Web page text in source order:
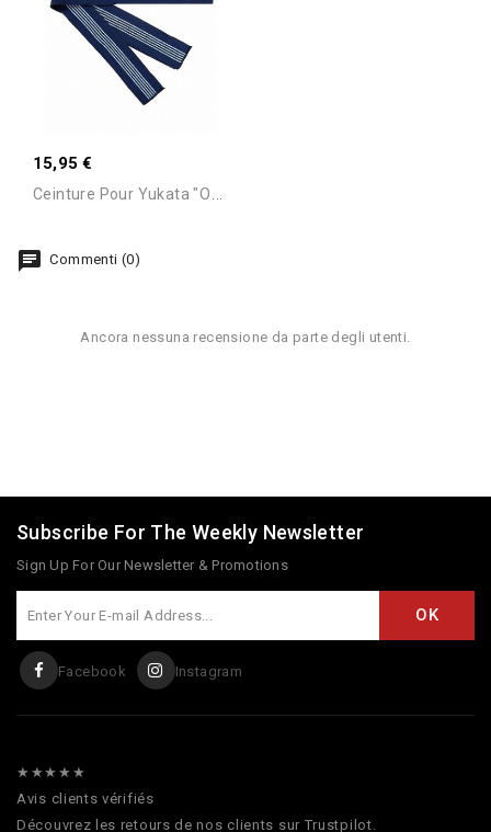
Consulter Pour Connaitre
15,95 €
Commenti (0)
Ancora nessuna recensione da parte degli utenti.
Subscribe For The Weekly Newsletter
Sign Up For Our Newsletter & Promotions
Facebook Instagram
★★★★★
Avis clients vérifiés
Découvrez les retours de nos clients sur Trustpilot.